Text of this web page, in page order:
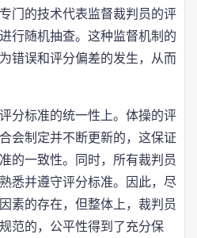
门的技术代表监督裁判员的评
行随机抽查。这种监督机制的
错误和评分偏差的发生，从而
分标准的统一性上。体操的评
会制定并不断更新的，这保证
的一致性。同时，所有裁判员
悉并遵守评分标准。因此，尽
素的存在，但整体上，裁判员
范的，公平性得到了充分保